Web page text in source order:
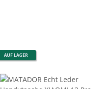
AUF LAGER